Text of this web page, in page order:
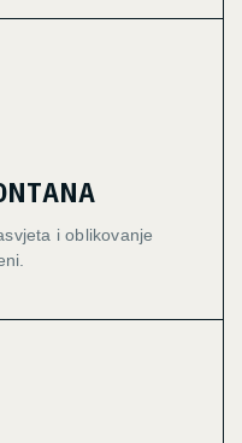
i oblikovanje